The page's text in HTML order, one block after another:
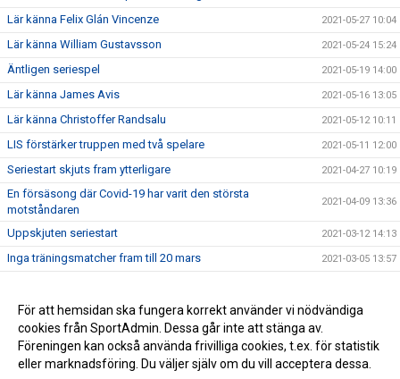
Lär känna Felix Glán Vincenze 2021-05-27 10:04
Lär känna William Gustavsson 2021-05-24 15:24
Äntligen seriespel 2021-05-19 14:00
Lär känna James Avis 2021-05-16 13:05
Lär känna Christoffer Randsalu 2021-05-12 10:11
LIS förstärker truppen med två spelare 2021-05-11 12:00
Seriestart skjuts fram ytterligare 2021-04-27 10:19
En försäsong där Covid-19 har varit den största
motståndaren
2021-04-09 13:36
Uppskjuten seriestart 2021-03-12 14:13
Inga träningsmatcher fram till 20 mars 2021-03-05 13:57
Välkommen hem, James! 2021-02-08 17:20
Träningsmatcher inställda 2021-02-02 09:12
För att hemsidan ska fungera korrekt använder vi nödvändiga
cookies från SportAdmin. Dessa går inte att stänga av.
Föreningen kan också använda frivilliga cookies, t.ex. för statistik
eller marknadsföring. Du väljer själv om du vill acceptera dessa.